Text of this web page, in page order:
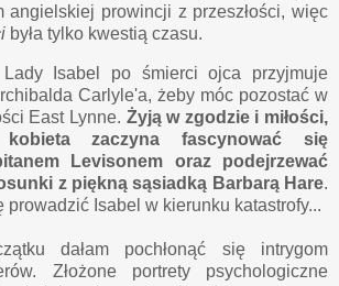
angielskiej prowincji z przeszłości, więc
była tylko kwestią czasu.
Lady Isabel po śmierci ojca przyjmuje
Carlyle'a, żeby móc pozostać w
East Lynne. Żyją w zgodzie i miłości,
zaczyna fascynować się
Levisonem oraz podejrzewać
z piękną sąsiadką Barbarą Hare.
prowadzić Isabel w kierunku katastrofy...
dałam pochłonąć się intrygom
Złożone portrety psychologiczne